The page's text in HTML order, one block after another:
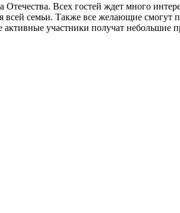
Всех гостей ждет много
семьи. Также все желающие смогут
участники получат небольшие